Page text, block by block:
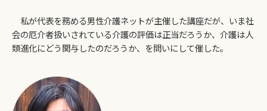
私が代表を務める男性介護ネットが主催した講座だが、いま社
会の厄介者扱いされている介護の評価は正当だろうか、介護は人
類進化にどう関与したのだろうか、を問いにして催した。